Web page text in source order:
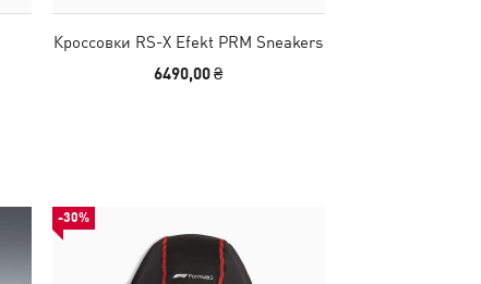
Кроссовки RS-X Efekt PRM Sneakers
6490,00 ₴
-30%